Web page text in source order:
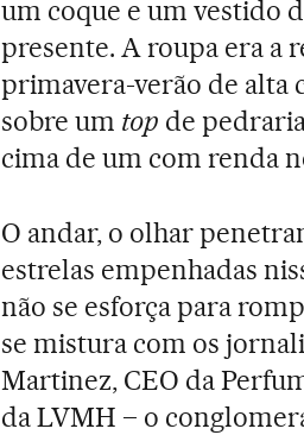
um coque e um vestido
presente. A roupa era a
primavera-verão de alta
sobre um top de
cima de um com renda
O andar, o olhar
estrelas empenhadas
não se esforça para
se mistura com os
Martinez, CEO da
da LVMH – o